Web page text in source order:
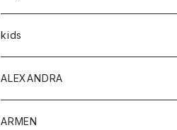
トップス
Tシャツ
シャツ
ボトムス
アウター
トップス
Tシャツ・カットソー
ボトムス
kids
ALEXANDRA
ARMEN